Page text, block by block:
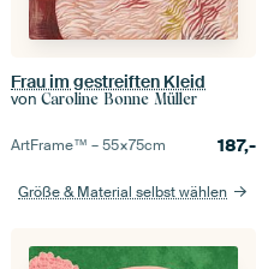
Frau im gestreiften Kleid
von Caroline Bonne Müller
ArtFrame™ –55×75cm 187,-
Größe & Material selbst wählen